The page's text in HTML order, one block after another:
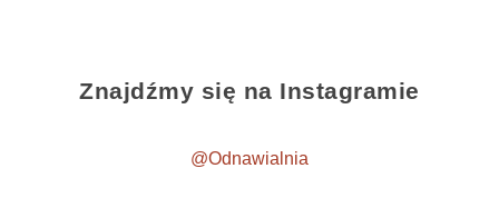
Znajdźmy się na Instagramie
@Odnawialnia